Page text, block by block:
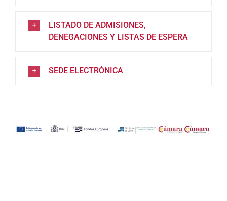
LISTADO DE ADMISIONES,
DENEGACIONES Y LISTAS DE ESPERA
SEDE ELECTRÓNICA